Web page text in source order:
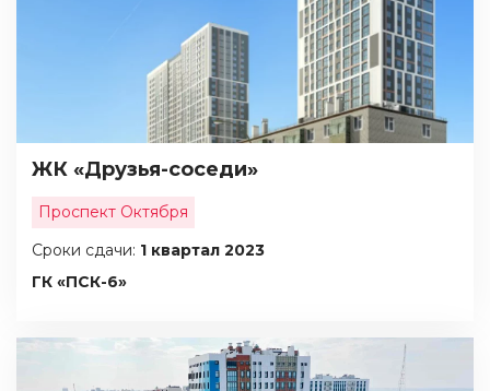
ЖК «Друзья-соседи»
Проспект Октября
Сроки сдачи: 1 квартал 2023
ГК «ПСК-6»